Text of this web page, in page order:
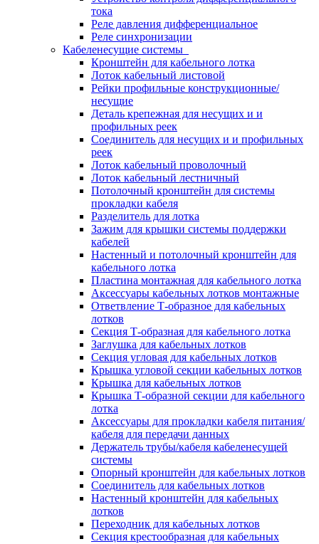
тока
Реле давления дифференциальное
Реле синхронизации
Кабеленесущие системы
Кронштейн для кабельного лотка
Лоток кабельный листовой
Рейки профильные конструкционные/
несущие
Деталь крепежная для несущих и и
профильных реек
Соединитель для несущих и и профильных
реек
Лоток кабельный проволочный
Лоток кабельный лестничный
Потолочный кронштейн для системы
прокладки кабеля
Разделитель для лотка
Зажим для крышки системы поддержки
кабелей
Настенный и потолочный кронштейн для
кабельного лотка
Пластина монтажная для кабельного лотка
Аксессуары кабельных лотков монтажные
Ответвление Т-образное для кабельных
лотков
Секция Т-образная для кабельного лотка
Заглушка для кабельных лотков
Секция угловая для кабельных лотков
Крышка угловой секции кабельных лотков
Крышка для кабельных лотков
Крышка Т-образной секции для кабельного
лотка
Аксессуары для прокладки кабеля питания/
кабеля для передачи данных
Держатель трубы/кабеля кабеленесущей
системы
Опорный кронштейн для кабельных лотков
Соединитель для кабельных лотков
Настенный кронштейн для кабельных
лотков
Переходник для кабельных лотков
Секция крестообразная для кабельных